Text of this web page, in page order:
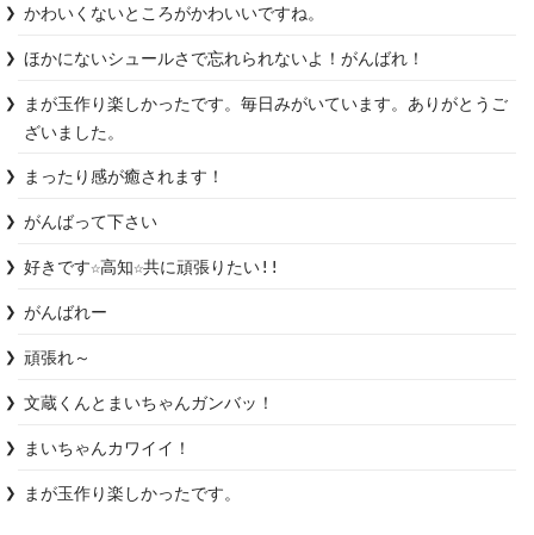
かわいくないところがかわいいですね。
ほかにないシュールさで忘れられないよ！がんばれ！
まが玉作り楽しかったです。毎日みがいています。ありがとうご
ざいました。
まったり感が癒されます！
好きです☆高知☆共に頑張りたい!!
がんばれー
頑張れ～
文蔵くんとまいちゃんガンバッ！
まいちゃんカワイイ！
まが玉作り楽しかったです。